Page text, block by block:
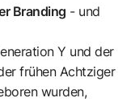
Branding - und
Y und der
frühen Achtziger
wurden,